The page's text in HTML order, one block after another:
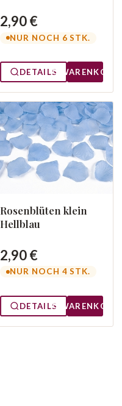
2,90 €
NUR NOCH 6 STK.
DETAILS WARENKORB
Rosenblüten klein
Hellblau
2,90 €
NUR NOCH 4 STK.
DETAILS WARENKORB